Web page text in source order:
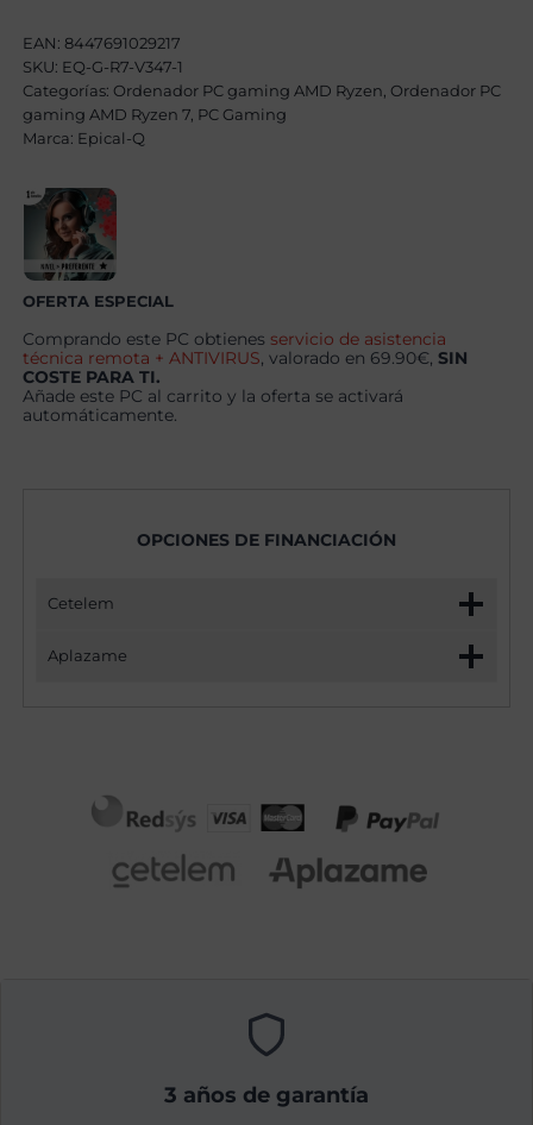
Ryzen
7
5800X,
32GB,
1TB
SSD
NVME,
9060XT
8GB
+
Windows
11
Pro
cantidad
EAN:8447691029217
SKU: EQ-G-R7-V347-1
Categorías: Ordenador PC gaming AMD Ryzen Ordenador PC
gaming AMD Ryzen 7 PC Gaming
Marca: Epical-Q
OFERTA ESPECIAL
Comprando este PC obtienes servicio de asistencia
técnica remota + ANTIVIRUS, valorado en 69.90€,SIN
COSTE PARA TI.
Añade este PC al carrito y la oferta se activará
automáticamente.
OPCIONES DE FINANCIACIÓN
Cetelem
Aplazame
3 años de garantía